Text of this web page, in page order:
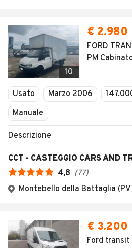
10
€ 2.980
FORD
PM
Usato Marzo 2006
Manuale
Descrizione
CCT - CASTEGGIO CARS AND
4,8 (77)
Montebello della Battaglia
€ 3.200
Ford